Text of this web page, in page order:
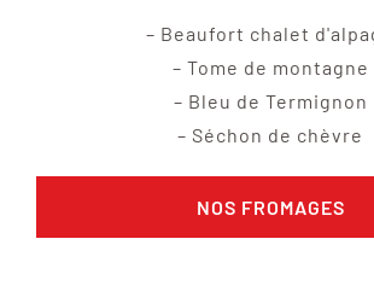
– Beaufort chalet
– Tome de montagne
– Bleu de Termignon
– Séchon de chèvre
NOS FROMAGES